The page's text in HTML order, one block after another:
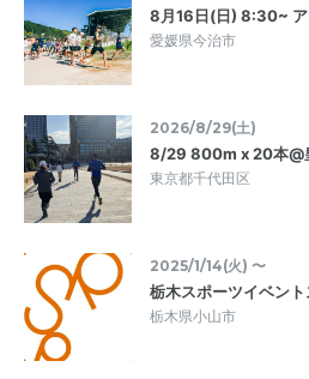
8月16日(日) 8:30~ ア
愛媛県今治市
2026/8/29(土)
8/29 800m x 20本@
東京都千代田区
2025/1/14(火) 〜
栃木スポーツイベン
栃木県小山市